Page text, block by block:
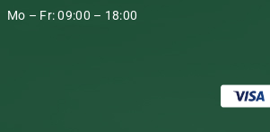
Mo – Fr: 09:00 – 18:00